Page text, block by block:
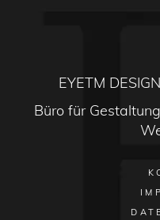
EYETM
Büro für